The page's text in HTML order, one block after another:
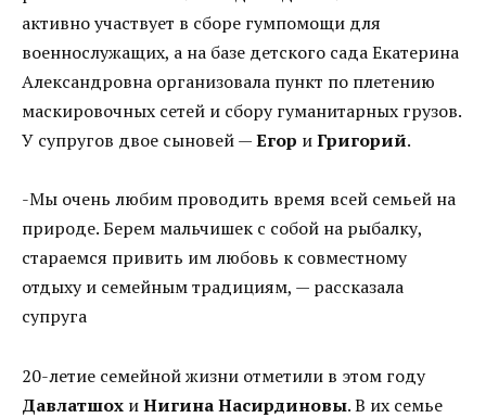
активно участвует в сборе гумпомощи для
военнослужащих, а на базе детского сада Екатерина
Александровна организовала пункт по плетению
маскировочных сетей и сбору гуманитарных грузов.
У супругов двое сыновей —Егор иГригорий.
-Мы очень любим проводить время всей семьей на
природе. Берем мальчишек с собой на рыбалку,
стараемся привить им любовь к совместному
отдыху и семейным традициям, — рассказала
супруга
20-летие семейной жизни отметили в этом году
Давлатшох иНигина Насирдиновы. В их семье